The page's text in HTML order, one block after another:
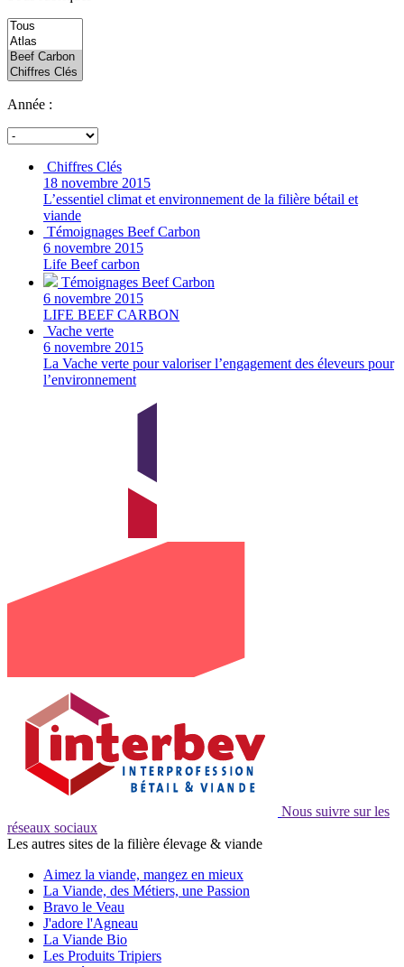
Année :
Chiffres Clés
18 novembre 2015
L’essentiel climat et environnement de la filière bétail et
viande
Témoignages Beef Carbon
6 novembre 2015
Life Beef carbon
Témoignages Beef Carbon
6 novembre 2015
LIFE BEEF CARBON
Vache verte
6 novembre 2015
La Vache verte pour valoriser l’engagement des éleveurs pour
l’environnement
Nous suivre sur les
réseaux sociaux
Les autres sites de la filière élevage & viande
Aimez la viande, mangez en mieux
La Viande, des Métiers, une Passion
Bravo le Veau
J'adore l'Agneau
La Viande Bio
Les Produits Tripiers